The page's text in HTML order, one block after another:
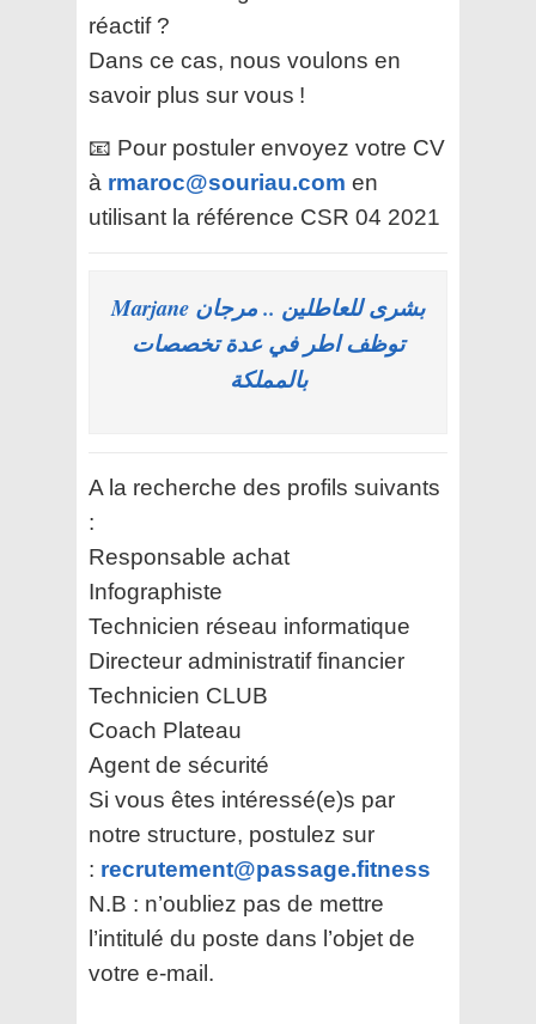
réactif ?
Dans ce cas, nous voulons en
savoir plus sur vous !
📧 Pour postuler envoyez votre CV
à rmaroc@souriau.com en
utilisant la référence CSR 04 2021
بشرى للعاطلين .. مرجان Marjane
توظف اطر في عدة تخصصات
بالمملكة
A la recherche des profils suivants
:
Responsable achat
Infographiste
Technicien réseau informatique
Directeur administratif financier
Technicien CLUB
Coach Plateau
Agent de sécurité
Si vous êtes intéressé(e)s par
notre structure, postulez sur
: recrutement@passage.fitness
N.B : n’oubliez pas de mettre
l’intitulé du poste dans l’objet de
votre e-mail.